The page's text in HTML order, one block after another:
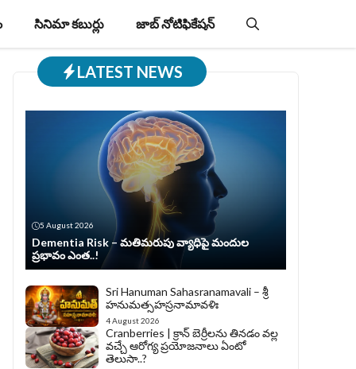
సినిమా కబుర్లు జాబ్‌ నోటిఫికేషన్‌
LATEST NEWS
5 August 2026
Dementia Risk – మతిమరుపు వ్యాధిపై మందుల
ప్రభావం ఎంత..!
Sri Hanuman Sahasranamavali – శ్రీ
హనుమత్సహస్రనామావళిః
4 August 2026
Cranberries | క్రాన్ బెర్రీల‌ను తిన‌డం వ‌ల్ల
వచ్చే ఆరోగ్య ప్రయోజనాలు ఏంటో
తెలుసా..?